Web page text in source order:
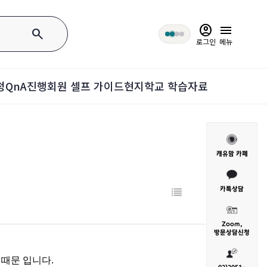
search account_circle
로그인
menu
메뉴
QnA진행회원 셀프 가이드현지학교 학습자료
문 입니다.
캐유맘 카페
카톡상담
Zoom,
방문상담신청